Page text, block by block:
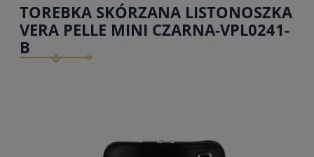
TOREBKA SKÓRZANA LISTONOSZKA
VERA PELLE MINI CZARNA-VPL0241-
B